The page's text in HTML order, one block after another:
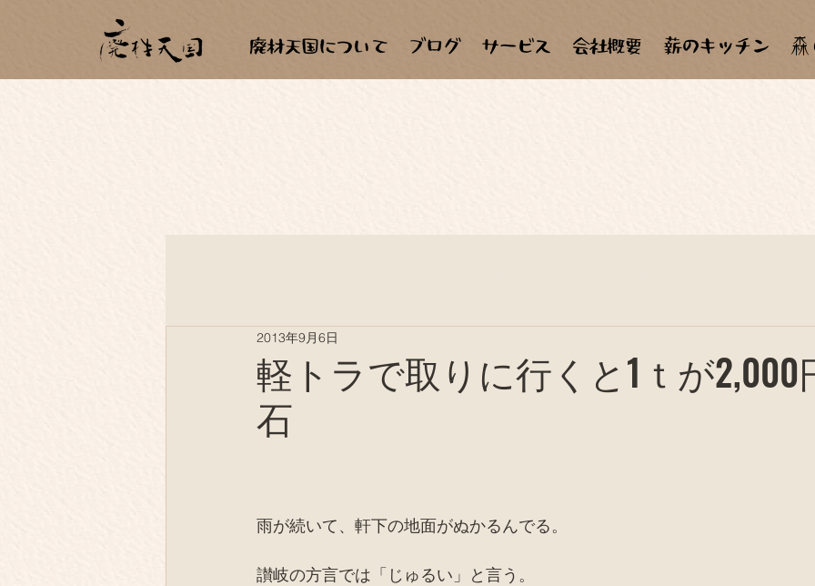
もらいもの
軽トラで取りに行くと1ｔが2,000
石
2013年9月6日
雨が続いて、軒下の地面がぬかるんでる。
讃岐の方言では「じゅるい」と言う。